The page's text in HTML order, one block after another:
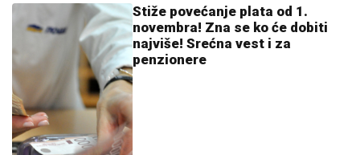
Stiže povećanje plata od 1.
novembra! Zna se ko će dobiti
najviše! Srećna vest i za
penzionere